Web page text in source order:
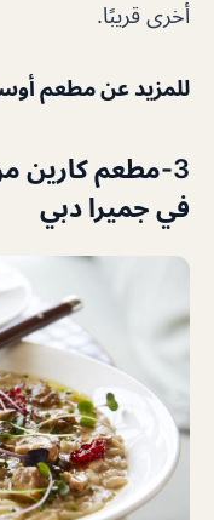
أخرى قريبًا.
للمزيد عن مطعم
3-مطعم كارين
في جميرا دبي